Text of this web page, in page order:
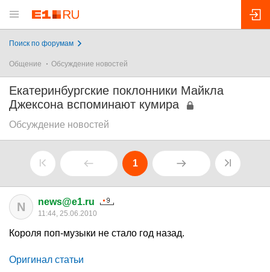
Поиск по форумам
Общение Обсуждение новостей
Екатеринбургские поклонники Майкла
Джексона вспоминают кумира
Обсуждение новостей
1
N news@e1.ru
11:44, 25.06.2010
Короля поп-музыки не стало год назад.
Оригинал статьи